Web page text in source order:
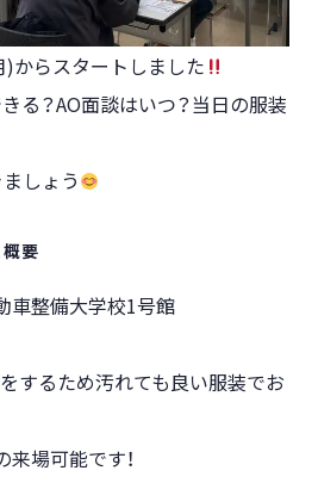
からスタートしました
る？AO面談はいつ？当日の服装
しょう
要
車整備大学校1号館
するため汚れても良い服装でお
来場可能です！